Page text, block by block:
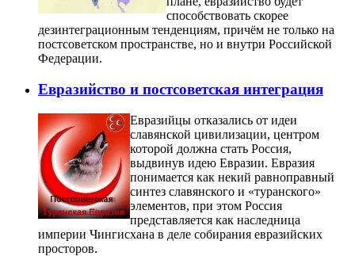
способствовать скорее
дезинтеграционным тенденциям, причём не только на
постсоветском пространстве, но и внутри Российской
Федерации.
Евразийство и постсоветская интеграция
Евразийцы отказались от идеи
славянской цивилизации, центром
которой должна стать Россия,
выдвинув идею Евразии. Евразия
понимается как некий равноправный
синтез славянского и «туранского»
элементов, при этом Россия
представляется как наследница
империи Чингисхана в деле собирания евразийских
просторов.